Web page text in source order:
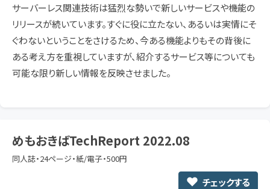
サーバーレス関連技術は猛烈な勢いで新しいサービスや機能の
リリースが続いています。すぐに役に立たない、あるいは実情にそ
ぐわないということをさけるため、今ある機能よりもその背後に
ある考え方を重視していますが、紹介するサービス等についても
可能な限り新しい情報を反映させました。
めもおきばTechReport 2022.08
同人誌・24ページ・紙/電子・500円
チェックする